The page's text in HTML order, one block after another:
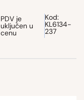
PDV je
uključen u
cenu
Kod:
KL6134-
237